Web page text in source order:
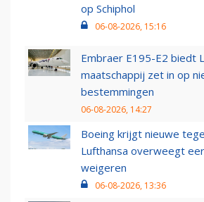
op Schiphol
06-08-2026, 15:16
Embraer E195-E2 biedt
maatschappij zet in op
bestemmingen
06-08-2026, 14:27
Boeing krijgt nieuwe
Lufthansa overweegt
weigeren
06-08-2026, 13:36